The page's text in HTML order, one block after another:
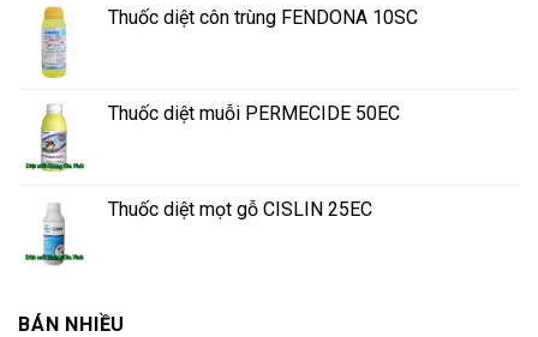
Thuốc diệt côn trùng FENDONA 10SC
Thuốc diệt muỗi PERMECIDE 50EC
Thuốc diệt mọt gỗ CISLIN 25EC
BÁN NHIỀU